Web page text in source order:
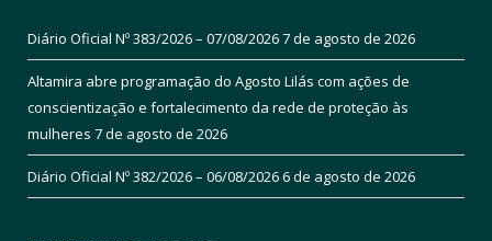
Diário Oficial Nº 383/2026 – 07/08/20267 de agosto de 2026
Altamira abre programação do Agosto Lilás com ações de
conscientização e fortalecimento da rede de proteção às
mulheres 7 de agosto de 2026
Diário Oficial Nº 382/2026 – 06/08/20266 de agosto de 2026